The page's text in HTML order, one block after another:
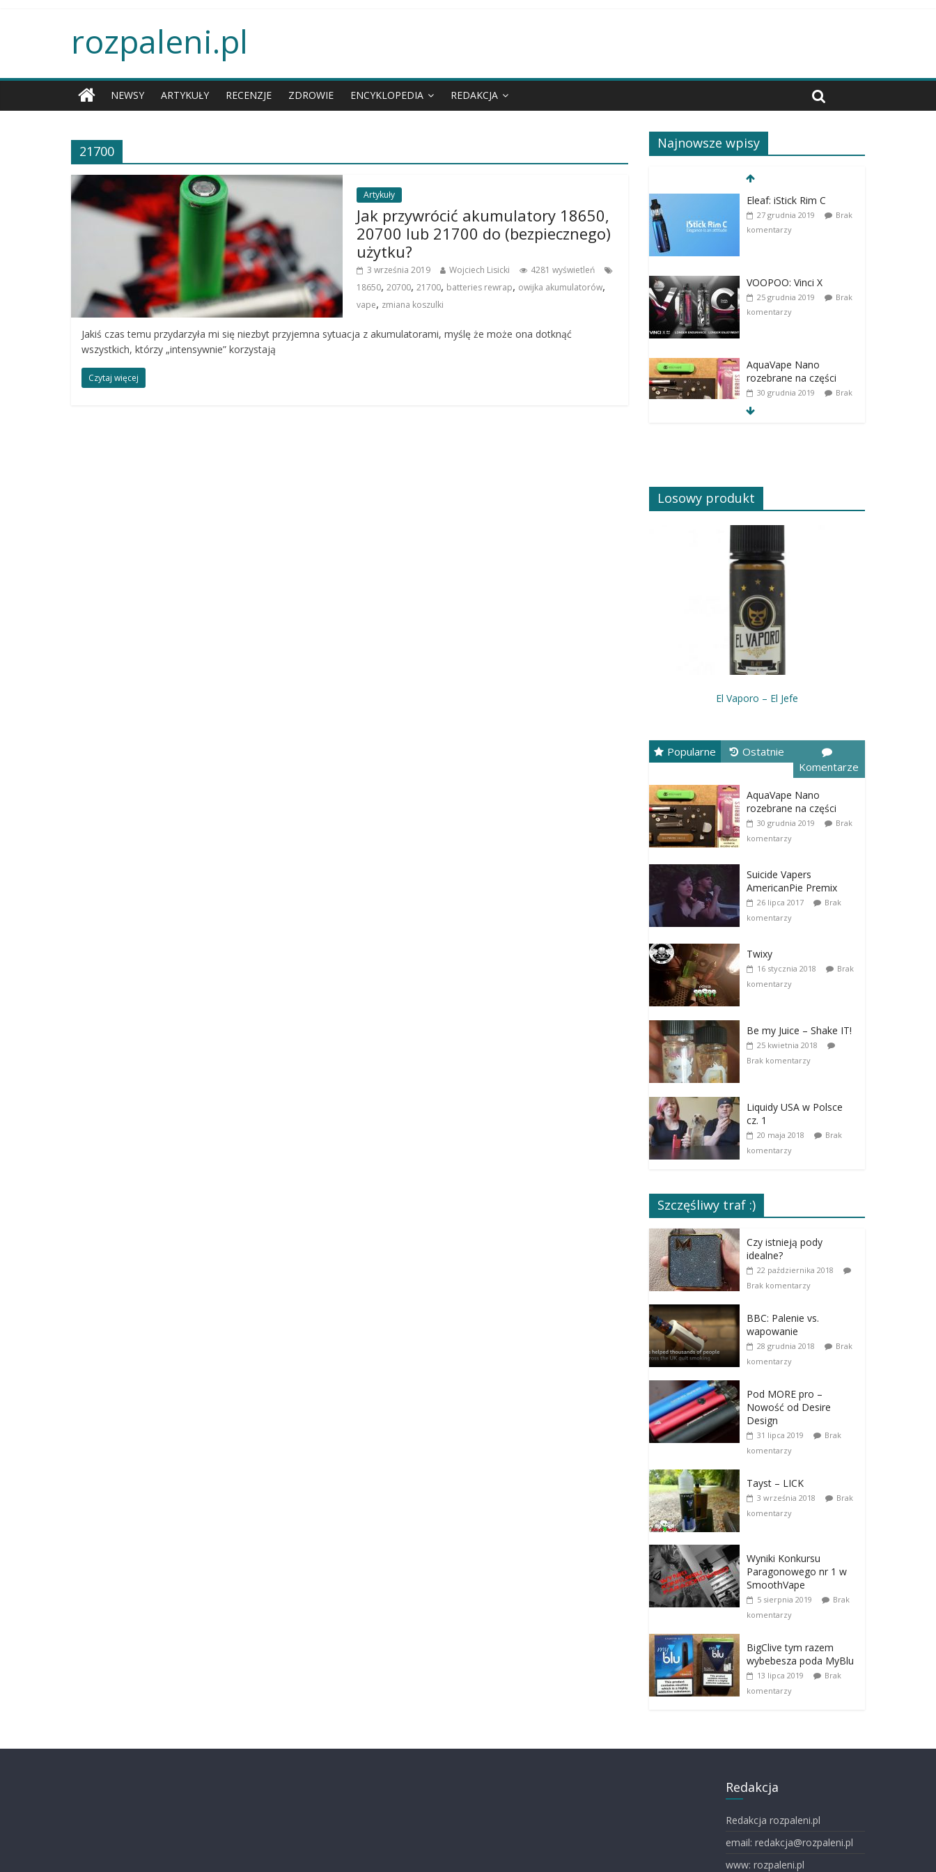
rozpaleni.pl
NEWSY ARTYKUŁY RECENZJE ZDROWIE ENCYKLOPEDIA REDAKCJA
21700
Artykuły
Jak przywrócić akumulatory 18650,
20700 lub 21700 do (bezpiecznego)
użytku?
3 września 2019 Wojciech Lisicki
4281 wyświetleń
18650, 20700, 21700, batteries rewrap, owijka akumulatorów,
vape, zmiana koszulki
Jakiś czas temu przydarzyła mi się niezbyt przyjemna sytuacja z akumulatorami, myślę że może ona dotknąć
wszystkich, którzy „intensywnie” korzystają
Czytaj więcej
Najnowsze wpisy
Eleaf: iStick Rim C
27 grudnia 2019
Brak
komentarzy
VOOPOO: Vinci X
25 grudnia 2019
Brak
komentarzy
AquaVape Nano
rozebrane na części
30 grudnia 2019
Brak
komentarzy
Losowy produkt
El Vaporo – El Jefe
Popularne
Ostatnie
Komentarze
AquaVape Nano
rozebrane na części
30 grudnia 2019
Brak
komentarzy
Suicide Vapers
AmericanPie Premix
26 lipca 2017
Brak
komentarzy
Twixy
16 stycznia 2018
Brak
komentarzy
Be my Juice – Shake IT!
25 kwietnia 2018
Brak komentarzy
Liquidy USA w Polsce
cz. 1
20 maja 2018
Brak
komentarzy
Szczęśliwy traf :)
Czy istnieją pody
idealne?
22 października 2018
Brak komentarzy
BBC: Palenie vs.
wapowanie
28 grudnia 2018
Brak
komentarzy
Pod MORE pro –
Nowość od Desire
Design
31 lipca 2019
Brak
komentarzy
Tayst – LICK
3 września 2018
Brak
komentarzy
Wyniki Konkursu
Paragonowego nr 1 w
SmoothVape
5 sierpnia 2019
Brak
komentarzy
BigClive tym razem
wybebesza poda MyBlu
13 lipca 2019
Brak
komentarzy
Redakcja
Redakcja rozpaleni.pl
email: redakcja@rozpaleni.pl
www: rozpaleni.pl